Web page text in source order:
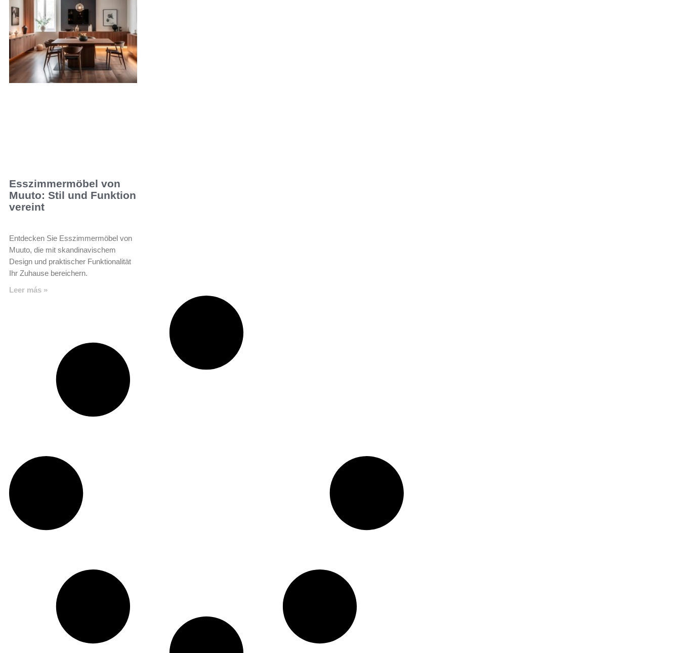
Esszimmermöbel von
Muuto: Stil und Funktion
vereint
Entdecken Sie Esszimmermöbel von
Muuto, die mit skandinavischem
Design und praktischer Funktionalität
Ihr Zuhause bereichern.
Leer más »